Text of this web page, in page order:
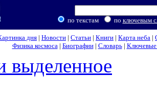
по текстам по ключевым
дня | Новости | Статьи | Книги | Карта неба |
Физика космоса| Биографии| Словарь| Ключевые
выделенное